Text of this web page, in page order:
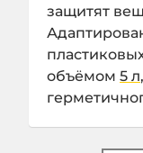
защитят
объёмом 5 л,